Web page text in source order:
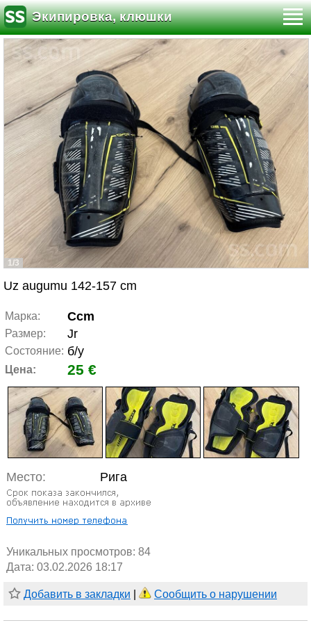
Экипировка, клюшки
1/3
Uz augumu 142-157 cm
Марка: Ccm
Размер: Jr
Состояние: б/у
Цена: 25 €
Место: Рига
Уникальных просмотров: 84
Дата: 03.02.2026 18:17
Добавить в закладки Сообщить о нарушении